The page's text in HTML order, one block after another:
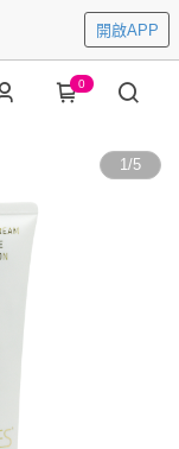
開啟APP
0
1/5